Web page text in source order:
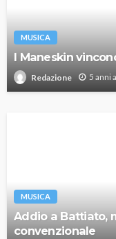
MUSICA
I Maneskin
Redazione 5 anni
MUSICA
Addio a Battiato,
convenzionale